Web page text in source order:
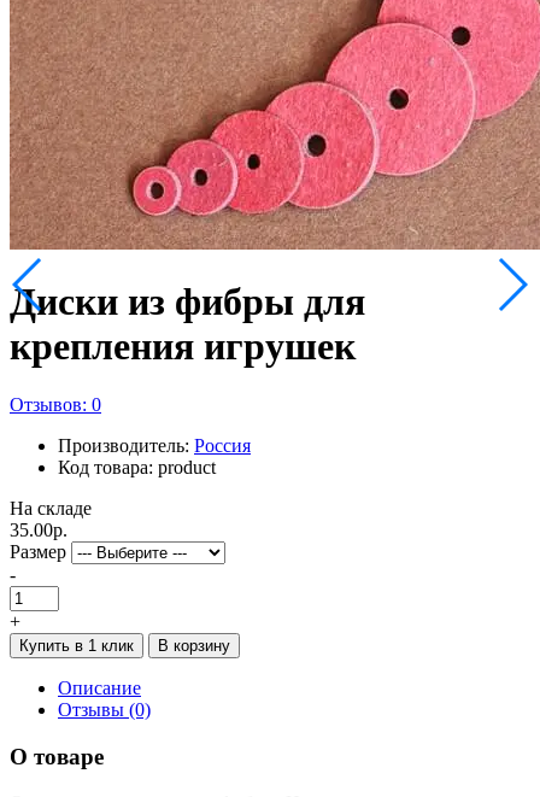
Диски из фибры для
крепления игрушек
Отзывов: 0
Производитель: Россия
Код товара: product
На складе
35.00р.
Размер
-
+
Купить в 1 клик В корзину
Описание
Отзывы (0)
О товаре